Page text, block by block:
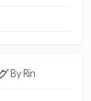
By Rin